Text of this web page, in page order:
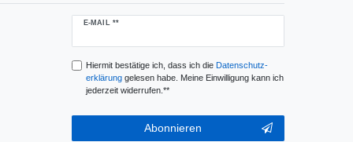
E-MAIL **
Newsletter
Hiermit bestätige ich, dass ich die Daten­schutz­
erklärunggelesen habe. Meine Einwilligung kann ich
jederzeit widerrufen.**
Abonnieren